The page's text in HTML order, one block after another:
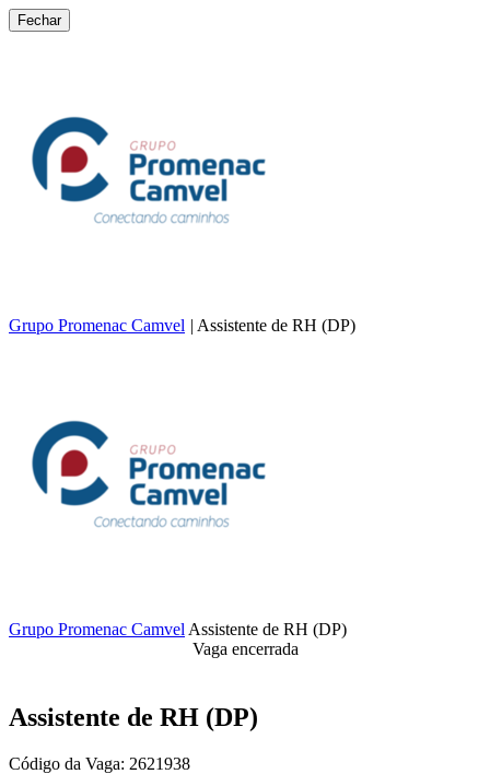
Fechar
Grupo Promenac Camvel | Assistente de RH (DP)
Grupo Promenac Camvel Assistente de RH (DP)
Vaga encerrada
Assistente de RH (DP)
Código da Vaga: 2621938